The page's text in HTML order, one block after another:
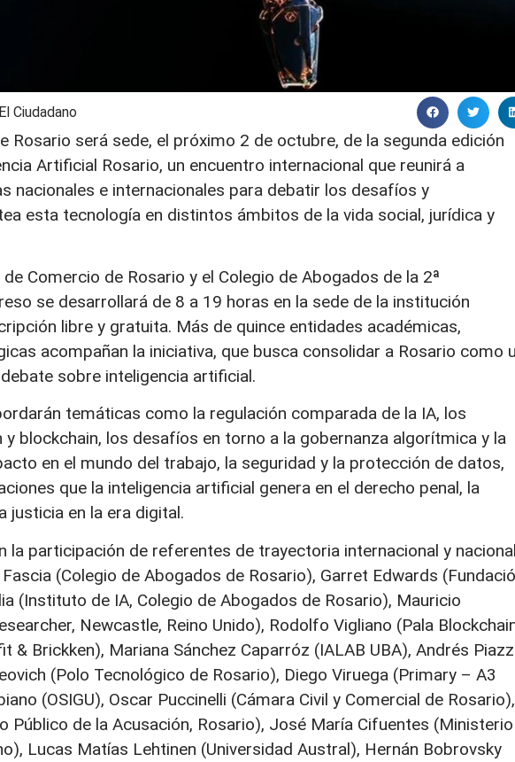
El Ciudadano
Rosario será sede, el próximo 2 de octubre, de la segunda edición
Artificial Rosario, un encuentro internacional que reunirá a
nacionales e internacionales para debatir los desafíos y
esta tecnología en distintos ámbitos de la vida social, jurídica y
Comercio de Rosario y el Colegio de Abogados de la 2ª
se desarrollará de 8 a 19 horas en la sede de la institución
libre y gratuita. Más de quince entidades académicas,
acompañan la iniciativa, que busca consolidar a Rosario como
sobre inteligencia artificial.
temáticas como la regulación comparada de la IA, los
y blockchain, los desafíos en torno a la gobernanza algorítmica y la
en el mundo del trabajo, la seguridad y la protección de datos,
que la inteligencia artificial genera en el derecho penal, la
justicia en la era digital.
la participación de referentes de trayectoria internacional y
(Colegio de Abogados de Rosario), Garret Edwards
(Instituto de IA, Colegio de Abogados de Rosario), Mauricio
Newcastle, Reino Unido), Rodolfo Vigliano (Pala
& Brickken), Mariana Sánchez Caparróz (IALAB UBA), Andrés
(Polo Tecnológico de Rosario), Diego Viruega (Primary – A3
(OSIGU), Oscar Puccinelli (Cámara Civil y Comercial de Rosario),
Público de la Acusación, Rosario), José María Cifuentes (Ministerio
Lucas Matías Lehtinen (Universidad Austral), Hernán Bobrovsky